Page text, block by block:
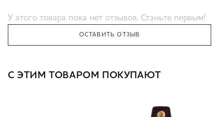
У этого товара пока нет отзывов. Станьте первым!
ОСТАВИТЬ ОТЗЫВ
С ЭТИМ ТОВАРОМ ПОКУПАЮТ